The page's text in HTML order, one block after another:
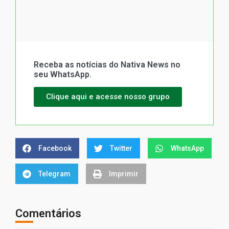
Receba as notícias do Nativa News no
seu WhatsApp.
Clique aqui e acesse nosso grupo
Facebook Twitter WhatsApp
Telegram Imprimir
Comentários